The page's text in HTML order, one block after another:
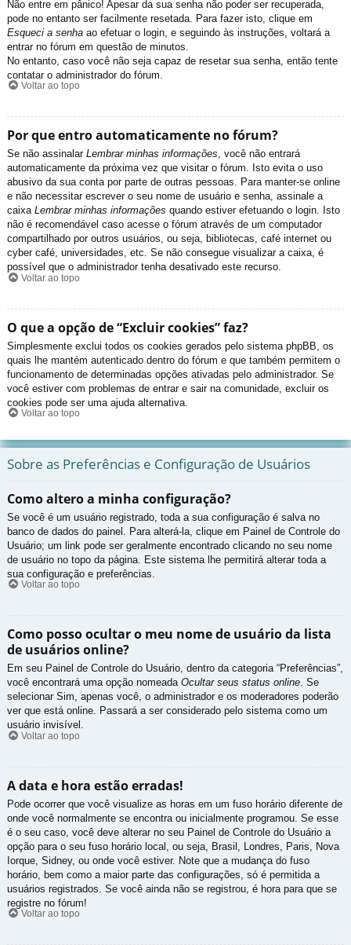
Não entre em pânico! Apesar da sua senha não poder ser recuperada,
pode no entanto ser facilmente resetada. Para fazer isto, clique em
Esqueci a senha ao efetuar o login, e seguindo às instruções, voltará a
entrar no fórum em questão de minutos.
No entanto, caso você não seja capaz de resetar sua senha, então tente
contatar o administrador do fórum.
Voltar ao topo
Por que entro automaticamente no fórum?
Se não assinalar Lembrar minhas informações, você não entrará
automaticamente da próxima vez que visitar o fórum. Isto evita o uso
abusivo da sua conta por parte de outras pessoas. Para manter-se online
e não necessitar escrever o seu nome de usuário e senha, assinale a
caixa Lembrar minhas informações quando estiver efetuando o login. Isto
não é recomendável caso acesse o fórum através de um computador
compartilhado por outros usuários, ou seja, bibliotecas, café internet ou
cyber café, universidades, etc. Se não consegue visualizar a caixa, é
possível que o administrador tenha desativado este recurso.
Voltar ao topo
O que a opção de “Excluir cookies” faz?
Simplesmente exclui todos os cookies gerados pelo sistema phpBB, os
quais lhe mantém autenticado dentro do fórum e que também permitem o
funcionamento de determinadas opções ativadas pelo administrador. Se
você estiver com problemas de entrar e sair na comunidade, excluir os
cookies pode ser uma ajuda alternativa.
Voltar ao topo
Sobre as Preferências e Configuração de Usuários
Como altero a minha configuração?
Se você é um usuário registrado, toda a sua configuração é salva no
banco de dados do painel. Para alterá-la, clique em Painel de Controle do
Usuário; um link pode ser geralmente encontrado clicando no seu nome
de usuário no topo da página. Este sistema lhe permitirá alterar toda a
sua configuração e preferências.
Voltar ao topo
Como posso ocultar o meu nome de usuário da lista
de usuários online?
Em seu Painel de Controle do Usuário, dentro da categoria “Preferências”,
você encontrará uma opção nomeada Ocultar seus status online. Se
selecionar Sim, apenas você, o administrador e os moderadores poderão
ver que está online. Passará a ser considerado pelo sistema como um
usuário invisível.
Voltar ao topo
A data e hora estão erradas!
Pode ocorrer que você visualize as horas em um fuso horário diferente de
onde você normalmente se encontra ou inicialmente programou. Se esse
é o seu caso, você deve alterar no seu Painel de Controle do Usuário a
opção para o seu fuso horário local, ou seja, Brasil, Londres, Paris, Nova
Iorque, Sidney, ou onde você estiver. Note que a mudança do fuso
horário, bem como a maior parte das configurações, só é permitida a
usuários registrados. Se você ainda não se registrou, é hora para que se
registre no fórum!
Voltar ao topo